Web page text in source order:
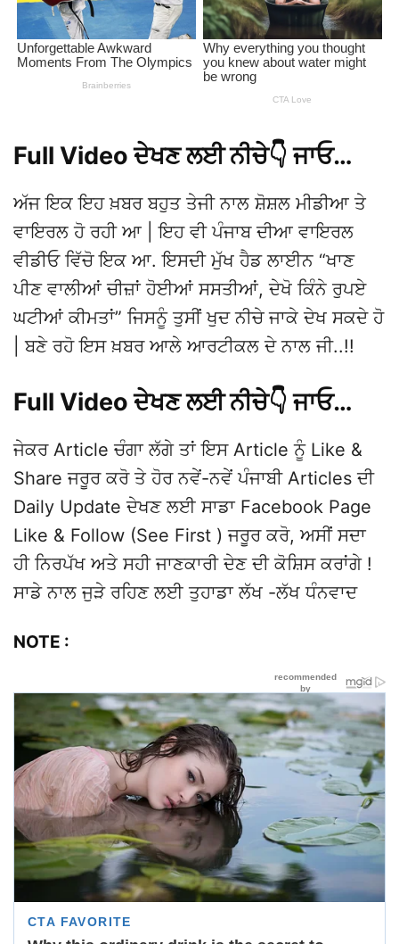
Full Video ਦੇਖਣ ਲਈ ਨੀਚੇ👇 ਜਾਓ…
ਅੱਜ ਇਕ ਇਹ ਖ਼ਬਰ ਬਹੁਤ ਤੇਜੀ ਨਾਲ ਸ਼ੋਸ਼ਲ ਮੀਡੀਆ ਤੇ
ਵਾਇਰਲ ਹੋ ਰਹੀ ਆ | ਇਹ ਵੀ ਪੰਜਾਬ ਦੀਆ ਵਾਇਰਲ
ਵੀਡੀਓ ਵਿੱਚੋ ਇਕ ਆ. ਇਸਦੀ ਮੁੱਖ ਹੈਡ ਲਾਈਨ “ਖਾਣ
ਪੀਣ ਵਾਲੀਆਂ ਚੀਜ਼ਾਂ ਹੋਈਆਂ ਸਸਤੀਆਂ, ਦੇਖੋ ਕਿੰਨੇ ਰੁਪਏ
ਘਟੀਆਂ ਕੀਮਤਾਂ” ਜਿਸਨੂੰ ਤੁਸੀਂ ਖੁਦ ਨੀਚੇ ਜਾਕੇ ਦੇਖ ਸਕਦੇ ਹੋ
| ਬਣੇ ਰਹੋ ਇਸ ਖ਼ਬਰ ਆਲੇ ਆਰਟੀਕਲ ਦੇ ਨਾਲ ਜੀ..!!
Full Video ਦੇਖਣ ਲਈ ਨੀਚੇ👇 ਜਾਓ…
ਜੇਕਰ Article ਚੰਗਾ ਲੱਗੇ ਤਾਂ ਇਸ Article ਨੂੰ Like &
Share ਜਰੂਰ ਕਰੋ ਤੇ ਹੋਰ ਨਵੇਂ-ਨਵੇਂ ਪੰਜਾਬੀ Articles ਦੀ
Daily Update ਦੇਖਣ ਲਈ ਸਾਡਾ Facebook Page
Like & Follow (See First ) ਜਰੂਰ ਕਰੋ, ਅਸੀਂ ਸਦਾ
ਹੀ ਨਿਰਪੱਖ ਅਤੇ ਸਹੀ ਜਾਣਕਾਰੀ ਦੇਣ ਦੀ ਕੋਸ਼ਿਸ ਕਰਾਂਗੇ !
ਸਾਡੇ ਨਾਲ ਜੁੜੇ ਰਹਿਣ ਲਈ ਤੁਹਾਡਾ ਲੱਖ -ਲੱਖ ਧੰਨਵਾਦ
NOTE :